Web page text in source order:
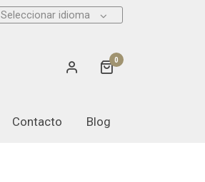
Seleccionar idioma
0
Contacto
Blog